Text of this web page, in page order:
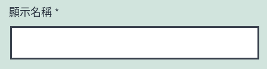
顯示名稱 *